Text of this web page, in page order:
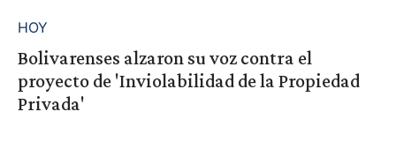
HOY
Bolivarenses alzaron su voz contra el
proyecto de 'Inviolabilidad de la Propiedad
Privada'